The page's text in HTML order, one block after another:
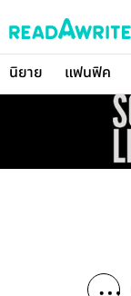
นิยาย แฟนฟิค